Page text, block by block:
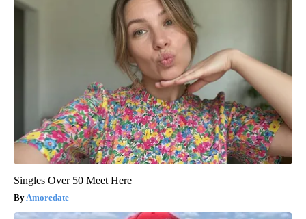
Singles Over 50 Meet Here
Amoredate